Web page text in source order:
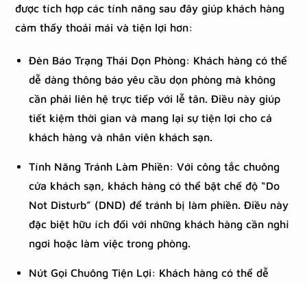
được tích hợp các tính năng sau đây giúp khách hàng
cảm thấy thoải mái và tiện lợi hơn:
Đèn Báo Trạng Thái Dọn Phòng: Khách hàng có thể
dễ dàng thông báo yêu cầu dọn phòng mà không
cần phải liên hệ trực tiếp với lễ tân. Điều này giúp
tiết kiệm thời gian và mang lại sự tiện lợi cho cả
khách hàng và nhân viên khách sạn.
Tính Năng Tránh Làm Phiền: Với công tắc chuông
cửa khách sạn, khách hàng có thể bật chế độ “Do
Not Disturb” (DND) để tránh bị làm phiền. Điều này
đặc biệt hữu ích đối với những khách hàng cần nghỉ
ngơi hoặc làm việc trong phòng.
Nút Gọi Chuông Tiện Lợi: Khách hàng có thể dễ